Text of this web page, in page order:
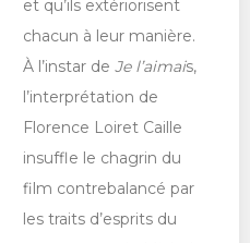
et qu’ils extériorisent
chacun à leur manière.
À l’instar de Je l’aimais,
l’interprétation de
Florence Loiret Caille
insuffle le chagrin du
film contrebalancé par
les traits d’esprits du